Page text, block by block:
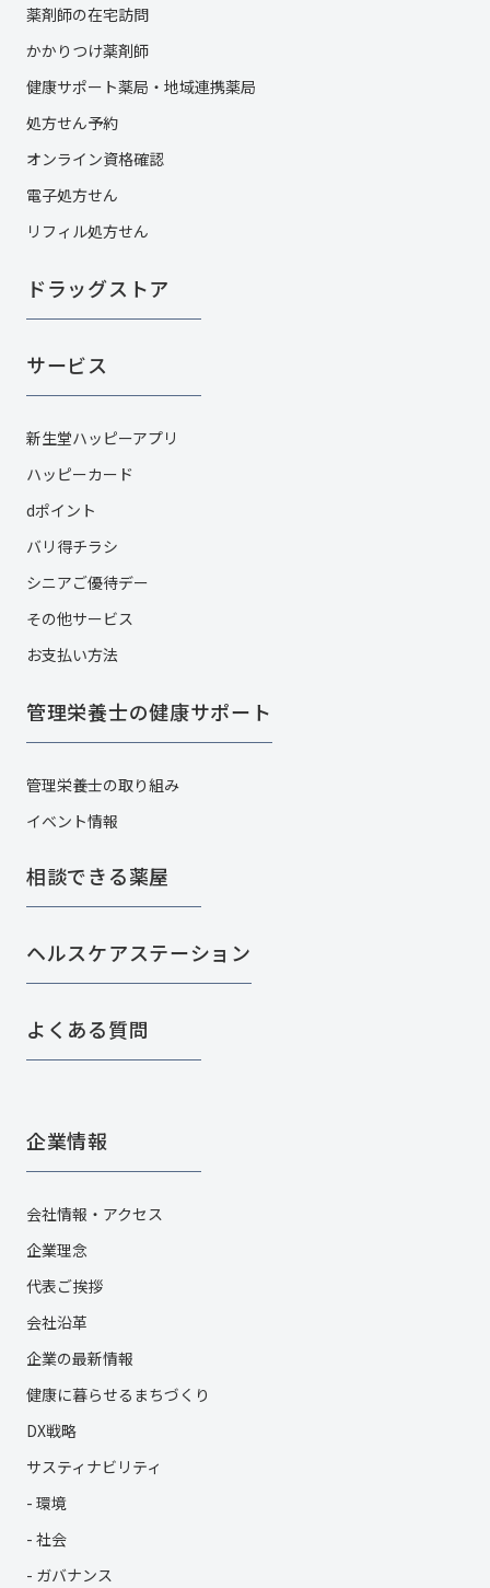
薬剤師の在宅訪問
かかりつけ薬剤師
健康サポート薬局・地域連携薬局
処方せん予約
オンライン資格確認
電子処方せん
リフィル処方せん
ドラッグストア
サービス
新生堂ハッピーアプリ
ハッピーカード​
dポイント
バリ得チラシ
シニアご優待デー
その他サービス​
お支払い方法
管理栄養士の健康サポート
管理栄養士の取り組み
イベント情報
相談できる薬屋
ヘルスケアステーション
よくある質問
企業情報
会社情報・アクセス
企業理念
代表ご挨拶
会社沿革
企業の最新情報
健康に暮らせるまちづくり
DX戦略
サスティナビリティ
- 環境
- 社会
- ガバナンス